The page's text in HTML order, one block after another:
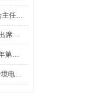
8月19日，国务院参事、民盟中央经济委员会主任何茂春出席2022年（第八届）全国白银企业年会
8月2日，原农业部副部长、国务院参事刘坚出席中国乡村振兴品牌建设高端论坛
7月29日，工信部原副部长杨学山出席“2022年第四届安徽省首席信息官峰会”
7月28日，龙永图在“潮起钱塘”第六届全球跨境电商峰会发表主题演讲